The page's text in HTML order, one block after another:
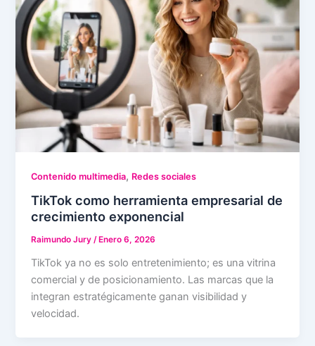
Contenido multimedia, Redes sociales
TikTok como herramienta empresarial de
crecimiento exponencial
Raimundo Jury/ Enero 6, 2026
TikTok ya no es solo entretenimiento; es una vitrina
comercial y de posicionamiento. Las marcas que la
integran estratégicamente ganan visibilidad y
velocidad.